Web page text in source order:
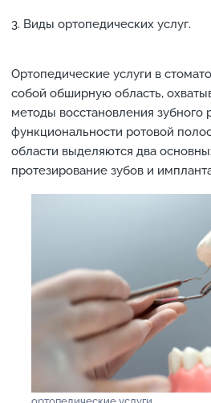
Виды ортопедических услуг.
Ортопедические услуги в
собой обширную область,
методы восстановления зубного
функциональности ротовой
области выделяются два
протезирование зубов и
ортопедические услуги